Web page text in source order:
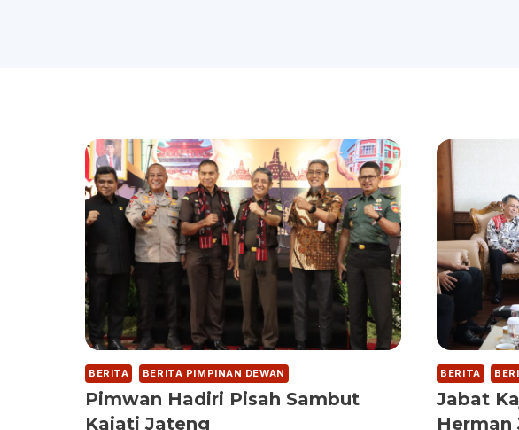
BERITA BERITA PIMPINAN DEWAN
Pimwan Hadiri Pisah Sambut
Kajati Jateng
BERITA
Jabat
Herman